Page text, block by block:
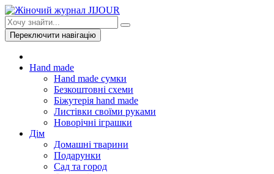
Переключити навігацію
Hand made
Hand made сумки
Безкоштовні схеми
Біжутерія hand made
Листівки своїми руками
Новорічні іграшки
Дім
Домашні тварини
Подарунки
Сад та город